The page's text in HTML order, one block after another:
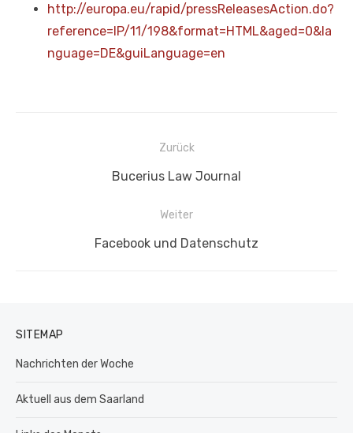
http://europa.eu/rapid/pressReleasesAction.do?
reference=IP/11/198&format=HTML&aged=0&la
nguage=DE&guiLanguage=en
Beitragsnavigation
Zurück
Vorheriger
Bucerius Law Journal
Weiter
Nächster
Facebook und Datenschutz
SITEMAP
Nachrichten der Woche
Aktuell aus dem Saarland